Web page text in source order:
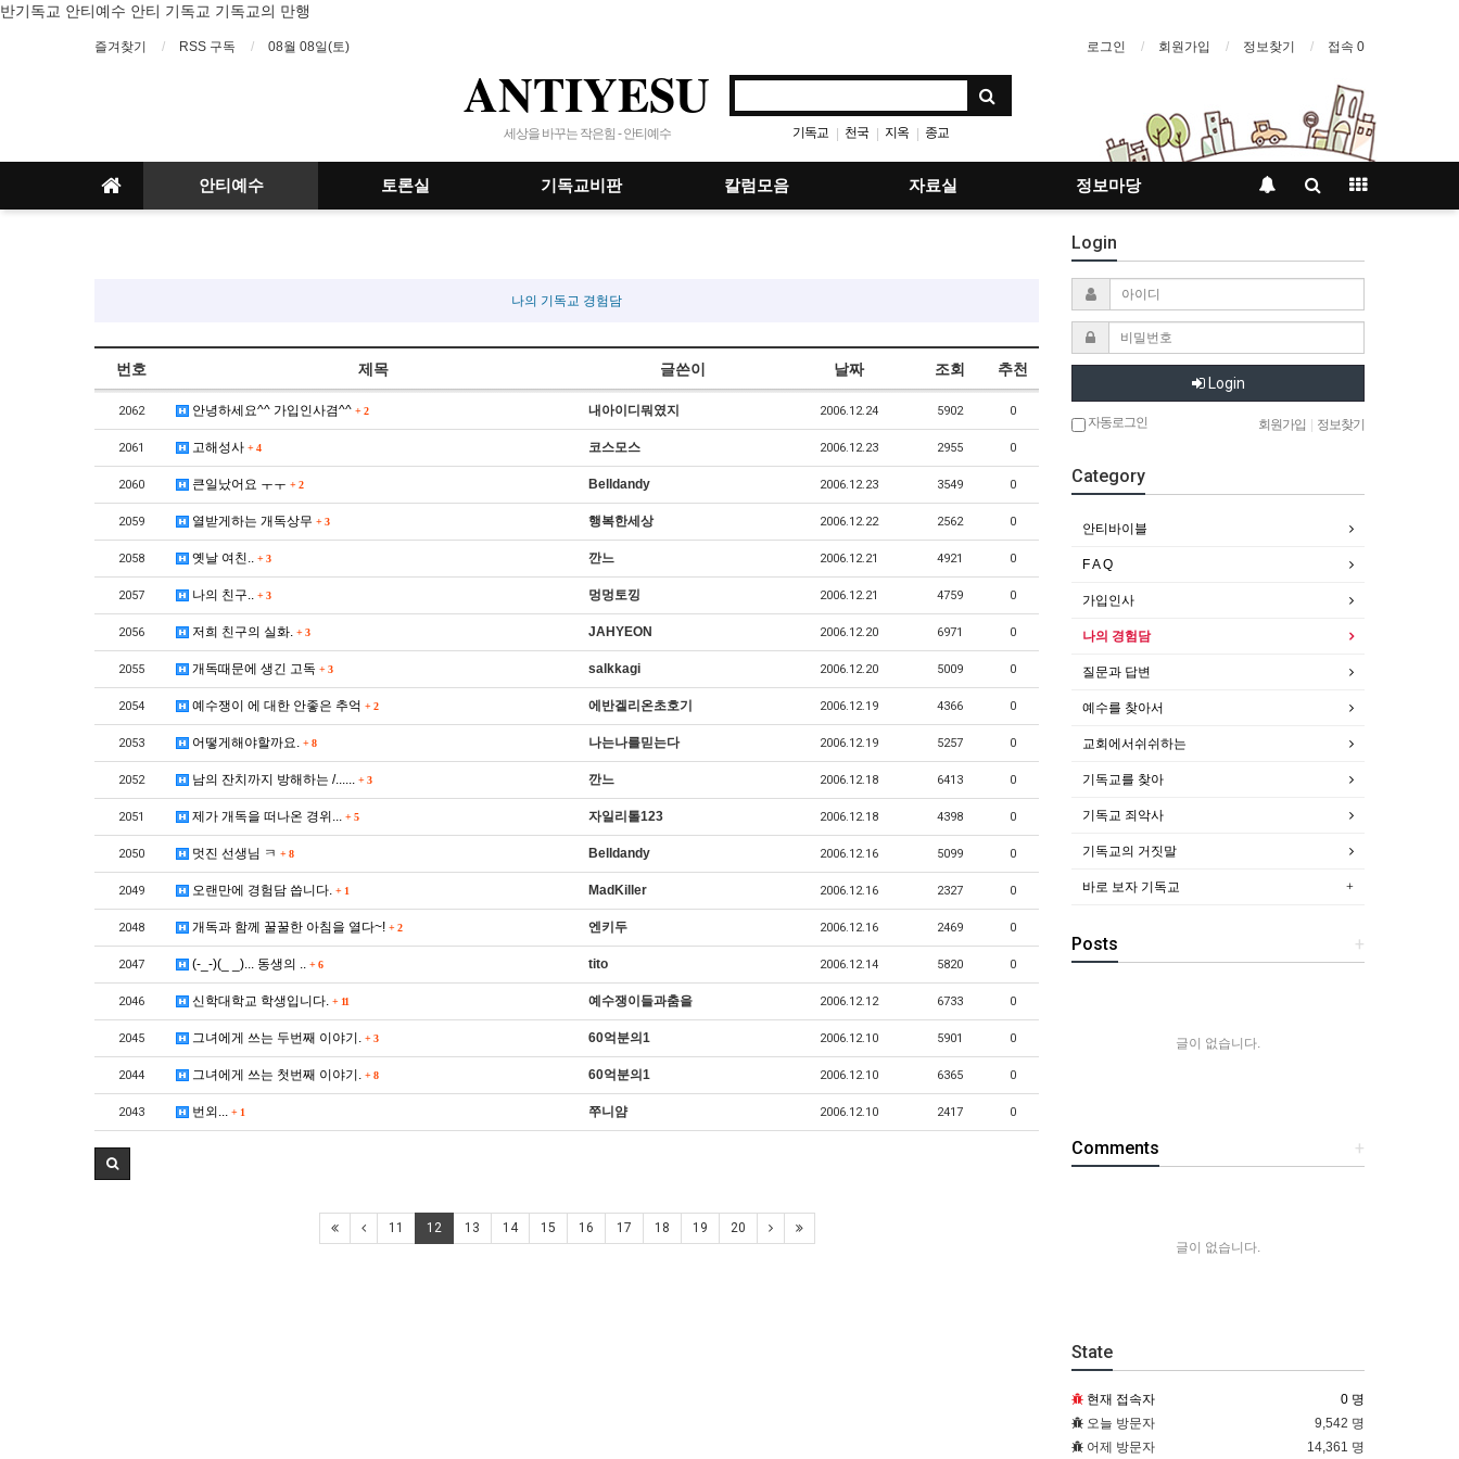
반기독교 안티예수 안티 기독교 기독교의 만행
즐겨찾기 RSS 구독 08월 08일(토) 로그인 회원가입 정보찾기 접속 0
ANTIYESU
세상을 바꾸는 작은힘 - 안티예수 기독교 | 천국 | 지옥 | 종교
안티예수 토론실 기독교비판 칼럼모음 자료실 정보마당
나의 기독교 경험담
번호 제목 글쓴이 날짜 조회 추천
2062 안녕하세요^^ 가입인사겸^^ + 2 내아이디뭐였지 2006.12.24 5902 0
2061 고해성사 + 4 코스모스 2006.12.23 2955 0
2060 큰일났어요 ㅜㅜ + 2 Belldandy 2006.12.23 3549 0
2059 열받게하는 개독상무 + 3 행복한세상 2006.12.22 2562 0
2058 옛날 여친.. + 3 깐느 2006.12.21 4921 0
2057 나의 친구.. + 3 멍멍토낑 2006.12.21 4759 0
2056 저희 친구의 실화. + 3 JAHYEON 2006.12.20 6971 0
2055 개독때문에 생긴 고독 + 3 salkkagi 2006.12.20 5009 0
2054 예수쟁이 에 대한 안좋은 추억 + 2 에반겔리온초호기 2006.12.19 4366 0
2053 어떻게해야할까요. + 8 나는나를믿는다 2006.12.19 5257 0
2052 남의 잔치까지 방해하는 /...... + 3 깐느 2006.12.18 6413 0
2051 제가 개독을 떠나온 경위... + 5 자일리톨123 2006.12.18 4398 0
2050 멋진 선생님 ㅋ + 8 Belldandy 2006.12.16 5099 0
2049 오랜만에 경험담 씁니다. + 1 MadKiller 2006.12.16 2327 0
2048 개독과 함께 꿀꿀한 아침을 열다~! + 2 엔키두 2006.12.16 2469 0
2047 (-_-)(_ _)... 동생의 .. + 6 tito 2006.12.14 5820 0
2046 신학대학교 학생입니다. + 11 예수쟁이들과춤을 2006.12.12 6733 0
2045 그녀에게 쓰는 두번째 이야기. + 3 60억분의1 2006.12.10 5901 0
2044 그녀에게 쓰는 첫번째 이야기. + 8 60억분의1 2006.12.10 6365 0
2043 번외... + 1 쭈니얌 2006.12.10 2417 0
11 12 13 14 15 16 17 18 19 20
Login
Login
자동로그인 회원가입 정보찾기
Category
안티바이블
F A Q
가입인사
나의 경험담
질문과 답변
예수를 찾아서
교회에서쉬쉬하는
기독교를 찾아
기독교 죄악사
기독교의 거짓말
바로 보자 기독교
+
Posts
글이 없습니다.
+
Comments
글이 없습니다.
State
현재 접속자
0 명
오늘 방문자
9,542 명
어제 방문자
14,361 명